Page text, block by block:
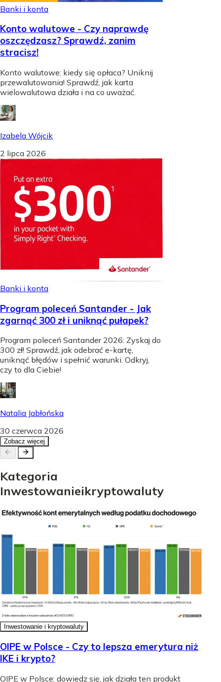
Banki i konta
Konto walutowe - Czy naprawdę
oszczędzasz? Sprawdź, zanim
stracisz!
Konto walutowe: kiedy się opłaca? Uniknij
przewalutowania! Sprawdź, jak karta
wielowalutowa działa i na co uważać.
Izabela Wójcik
2 lipca 2026
Banki i konta
Program poleceń Santander - Jak
zgarnąć 300 zł i uniknąć pułapek?
Program poleceń Santander 2026: Zyskaj do
300 zł! Sprawdź, jak odebrać e-kartę,
uniknąć błędów i spełnić warunki. Odkryj,
czy to dla Ciebie!
Natalia Jabłońska
30 czerwca 2026
Zobacz więcej
Kategoria
Inwestowanieikryptowaluty
Inwestowanie i kryptowaluty
OIPE w Polsce - Czy to lepsza emerytura niż
IKE i krypto?
OIPE w Polsce: dowiedz się, jak działa ten produkt